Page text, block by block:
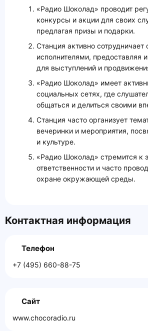
«Радио Шоколад» проводит
конкурсы и акции для своих
предлагая призы и подарки.
Станция активно
исполнителями, предоставляя
для выступлений и
«Радио Шоколад» имеет
социальных сетях, где
общаться и делиться своими
Станция часто организует
вечеринки и мероприятия,
и культуре.
«Радио Шоколад» стремится к
ответственности и часто
охране окружающей среды.
Контактная информация
Телефон
+7 (495) 660-88-75
Сайт
www.chocoradio.ru